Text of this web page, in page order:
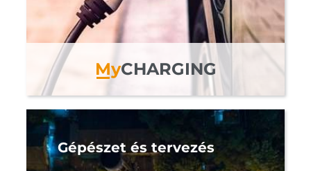
MyCHARGING
Gépészet és tervezés